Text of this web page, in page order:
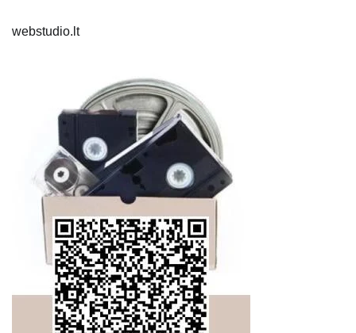
webstudio.lt